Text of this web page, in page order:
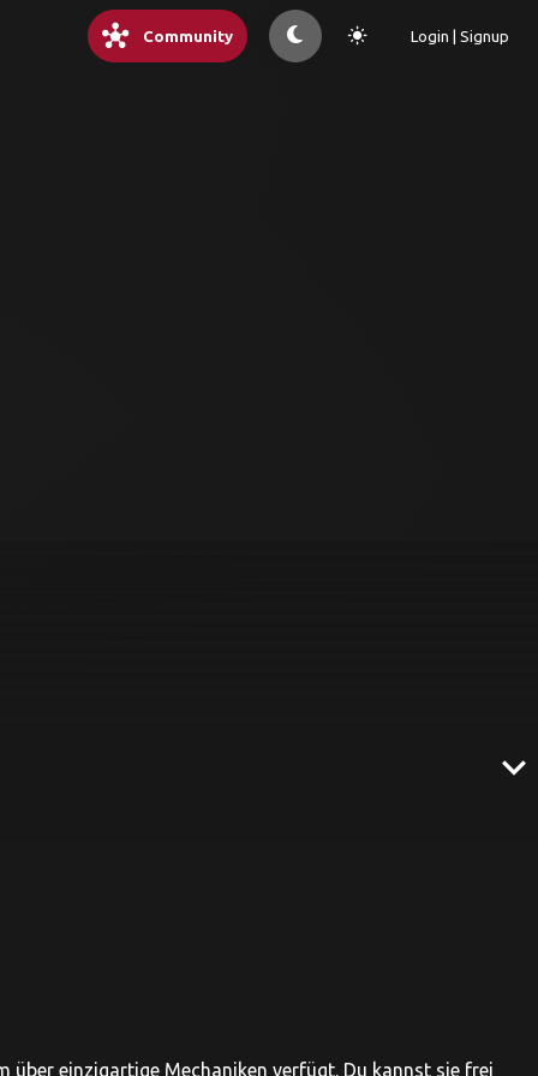
hub Community light_mode Login | Signup
expand_more
über einzigartige Mechaniken verfügt. Du kannst sie frei